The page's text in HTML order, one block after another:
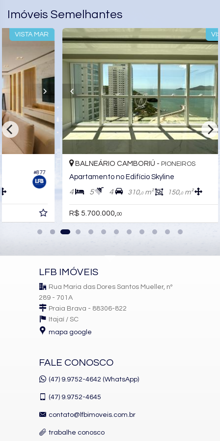
Espaço Zen
Pìscina Térmica
Box de Praia
Hall Decorado e Mobiliado
Acessibilidade para PNE
Hidromassagem
Imóveis Semelhantes
VISTA MAR
BALNEÁRIO CAMBORIÚ -PIONEIROS
Apartamento no Edifício Skyline
310, 0m² 150,0m²
R$ 5.700.000,00
LFB IMÓVEIS
Rua Maria das Dores Santos Mueller, nº
289 - 701A
Praia Brava - 88306-822
Itajaí / SC
mapa google
FALE CONOSCO
(47) 9.9752-4642 (WhatsApp)
(47) 9.9752-4645
contato@lfbimoveis.com.br
trabalhe conosco